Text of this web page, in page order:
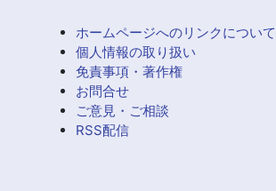
ホームページへのリンクについて
個人情報の取り扱い
免責事項・著作権
お問合せ
ご意見・ご相談
RSS配信